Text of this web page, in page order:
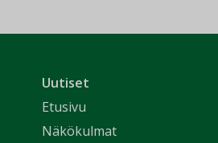
Uutiset
Etusivu
Näkökulmat